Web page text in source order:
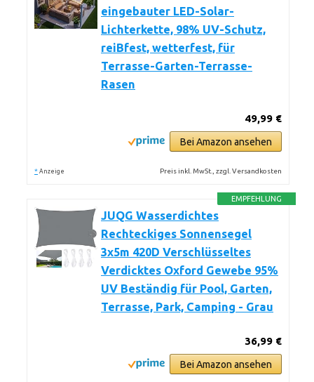
eingebauter LED-Solar-
Lichterkette, 98% UV-Schutz,
reiBfest, wetterfest, für
Terrasse-Garten-Terrasse-
Rasen
49,99 €
Bei Amazon ansehen
* Anzeige Preis inkl. MwSt., zzgl. Versandkosten
EMPFEHLUNG
JUQG Wasserdichtes
Rechteckiges Sonnensegel
3x5m 420D Verschlüsseltes
Verdicktes Oxford Gewebe 95%
UV Beständig für Pool, Garten,
Terrasse, Park, Camping - Grau
36,99 €
Bei Amazon ansehen